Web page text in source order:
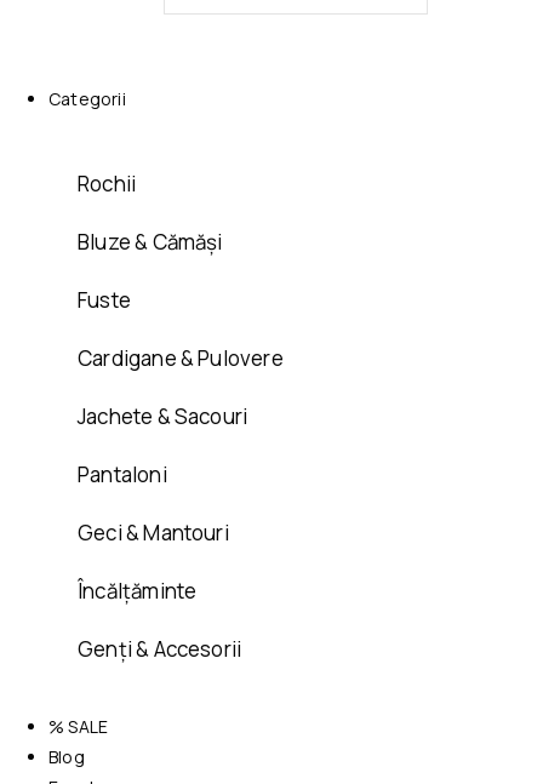
Categorii
Rochii
Bluze & Cămăși
Fuste
Cardigane & Pulovere
Jachete & Sacouri
Pantaloni
Geci & Mantouri
Încălțăminte
Genți & Accesorii
% SALE
Blog